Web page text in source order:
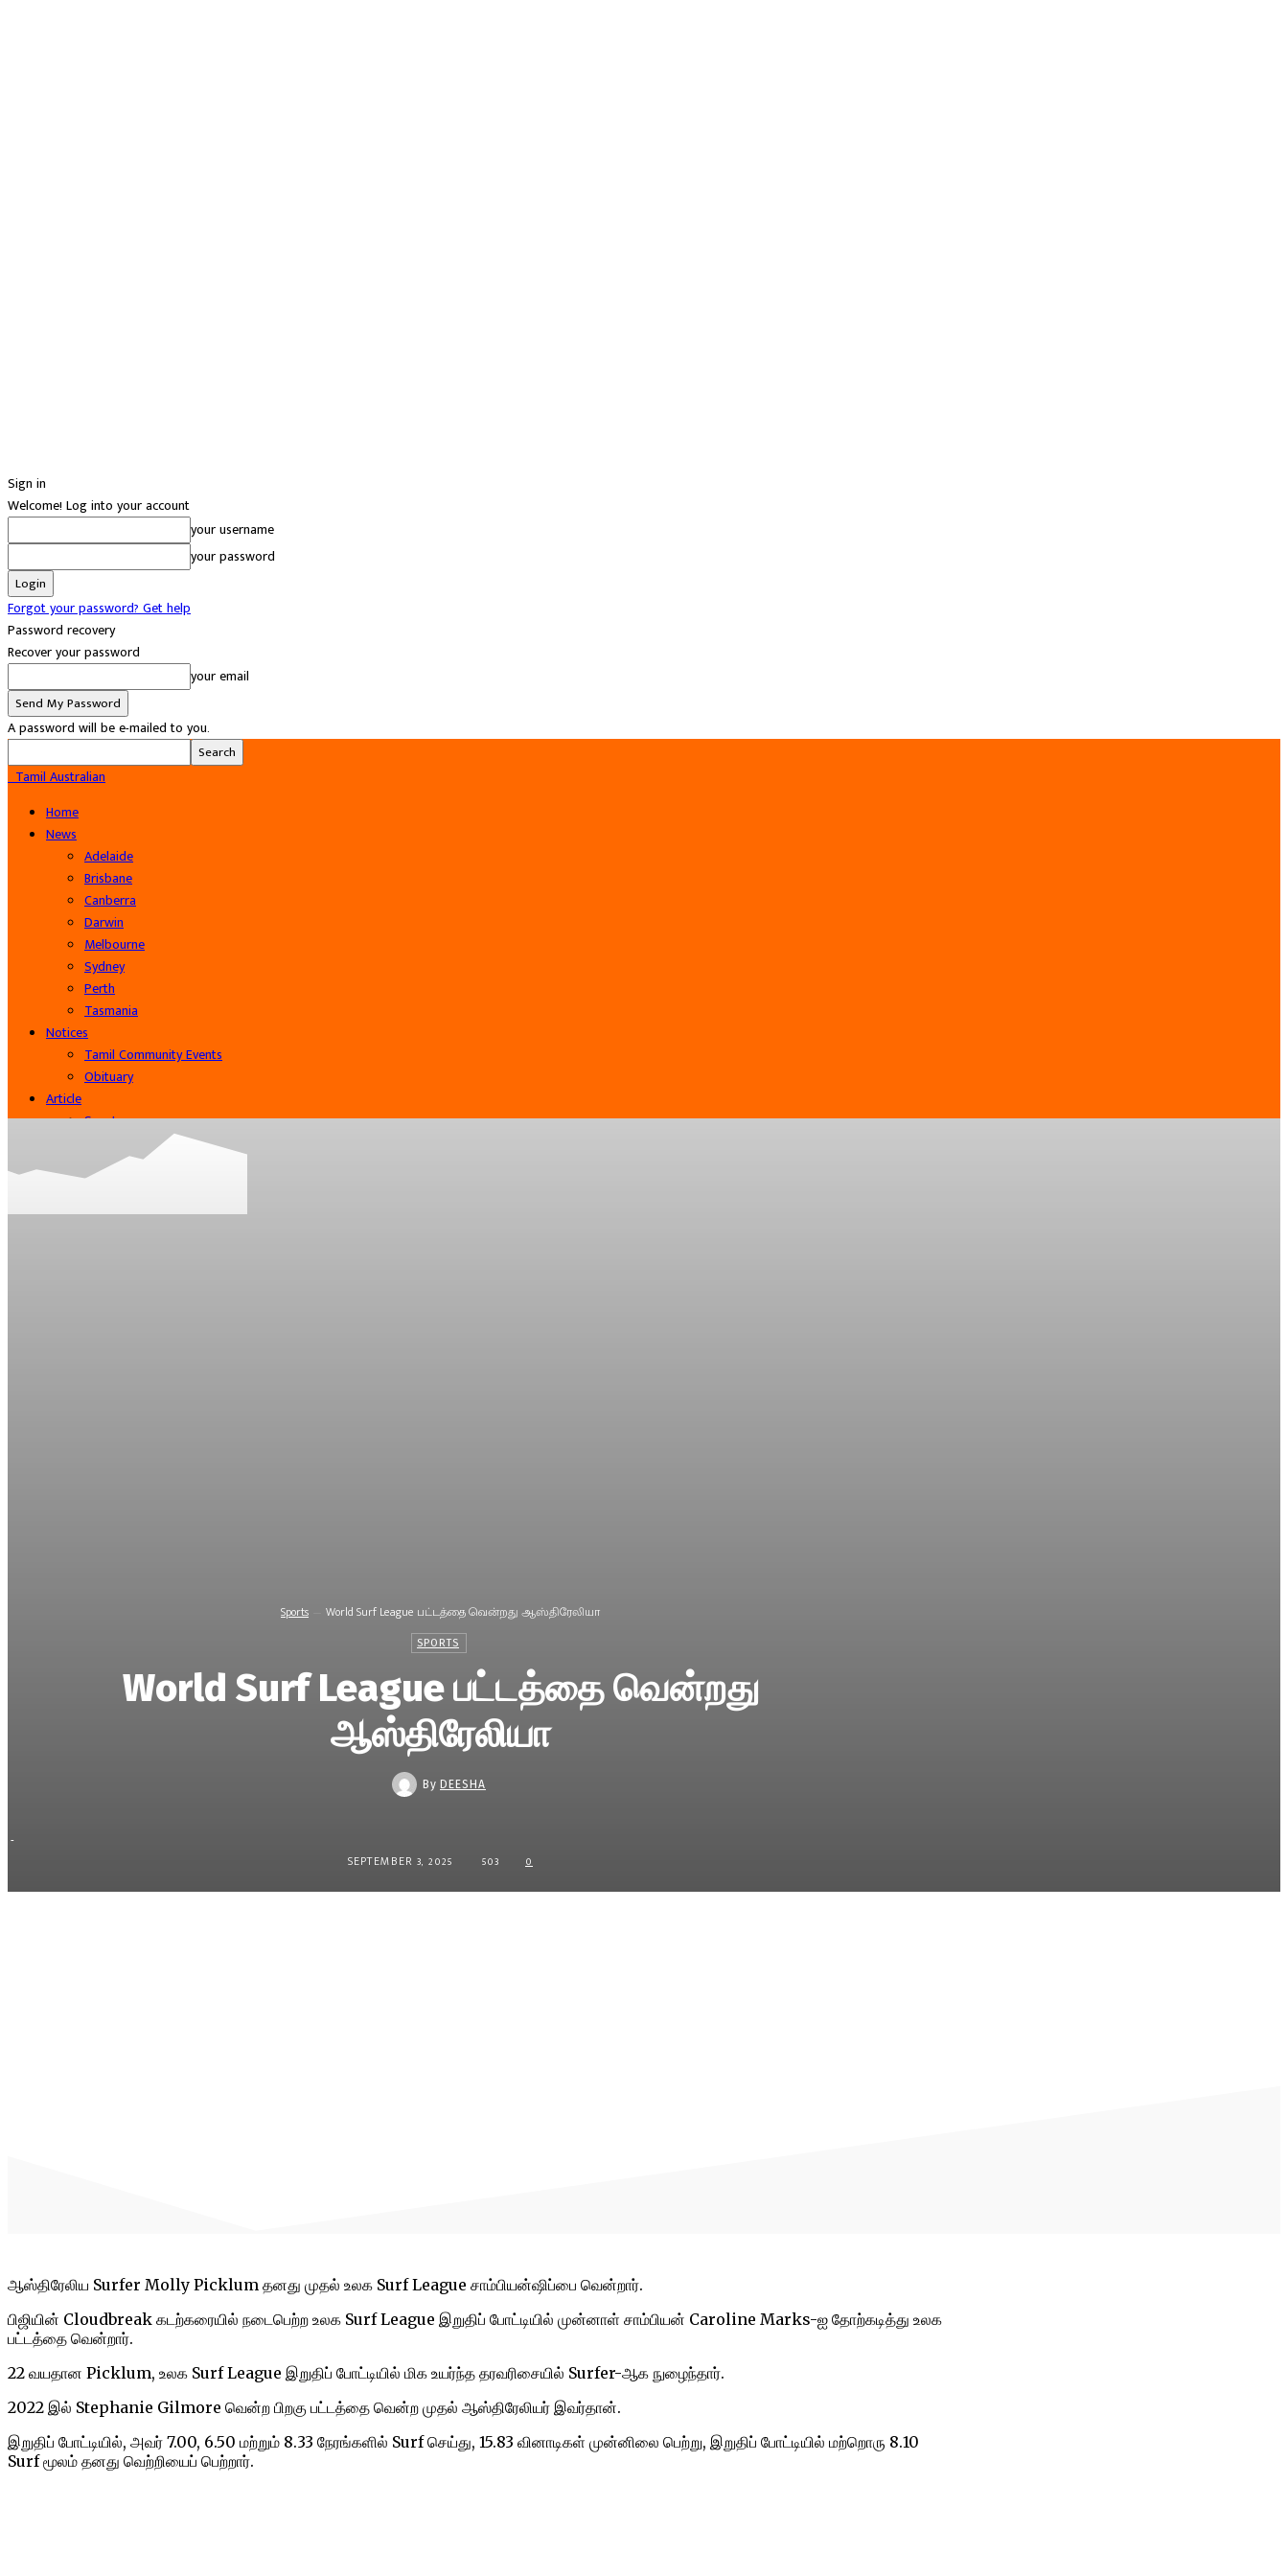
Sign in
Welcome! Log into your account
your username
your password
Forgot your password? Get help
Password recovery
Recover your password
your email
A password will be e-mailed to you.
Tamil Australian
Home
News
Adelaide
Brisbane
Canberra
Darwin
Melbourne
Sydney
Perth
Tasmania
Notices
Tamil Community Events
Obituary
Article
Sports
Community
Contact Us
Sports World Surf League பட்டத்தை வென்றது ஆஸ்திரேலியா
SPORTS
World Surf League பட்டத்தை வென்றது
ஆஸ்திரேலியா
By DEESHA
-
SEPTEMBER 3, 2025 503 0
ஆஸ்திரேலிய Surfer Molly Picklum தனது முதல் உலக Surf League சாம்பியன்ஷிப்பை வென்றார்.
பிஜியின் Cloudbreak கடற்கரையில் நடைபெற்ற உலக Surf League இறுதிப் போட்டியில் முன்னாள் சாம்பியன் Caroline Marks-ஐ தோற்கடித்து உலக
பட்டத்தை வென்றார்.
22 வயதான Picklum, உலக Surf League இறுதிப் போட்டியில் மிக உயர்ந்த தரவரிசையில் Surfer-ஆக நுழைந்தார்.
2022 இல் Stephanie Gilmore வென்ற பிறகு பட்டத்தை வென்ற முதல் ஆஸ்திரேலியர் இவர்தான்.
இறுதிப் போட்டியில், அவர் 7.00, 6.50 மற்றும் 8.33 நேரங்களில் Surf செய்து, 15.83 வினாடிகள் முன்னிலை பெற்று, இறுதிப் போட்டியில் மற்றொரு 8.10
Surf மூலம் தனது வெற்றியைப் பெற்றார்.